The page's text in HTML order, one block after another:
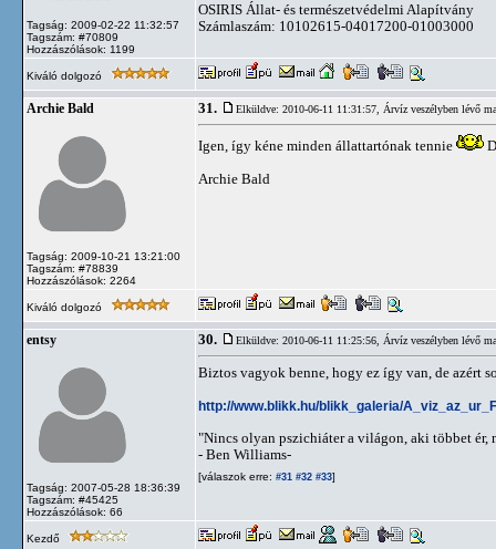
Tagság: 2009-02-22 11:32:57
Tagszám: #70809
Hozzászólások: 1199
OSIRIS Állat- és természetvédelmi Alapítvány
Számlaszám: 10102615-04017200-01003000
Kiváló dolgozó
Archie Bald
Tagság: 2009-10-21 13:21:00
Tagszám: #78839
Hozzászólások: 2264
31. Elküldve: 2010-06-11 11:31:57, Árvíz veszélyben lévő
Igen, így kéne minden állattartónak tennie
Archie Bald
Kiváló dolgozó
entsy
Tagság: 2007-05-28 18:36:39
Tagszám: #45425
Hozzászólások: 66
30. Elküldve: 2010-06-11 11:25:56, Árvíz veszélyben lévő
Biztos vagyok benne, hogy ez így van, de azért
http://www.blikk.hu/blikk_galeria/
"Nincs olyan pszichiáter a világon, aki többet
- Ben Williams-
[válaszok erre: #31 #32 #33]
Kezdő